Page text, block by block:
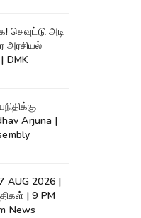
செவுட்டு அடி
அரசியல்
DMK
AUG 2026 |
| 9 PM
News